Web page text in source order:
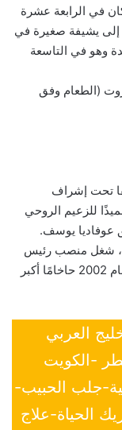
إسرائيل سنة 1962 عندما كان في الرابعة عشرة
إلى يشيفة صغيرة في
وهو في التاسعة
(الطعام وفق
تحت إشراف
للزعيم الروحي
عوفاديا يوسف.
شغل منصب رئيس
المحكمة الحاخامية في بيتاح تكفا، ثم انتُخب عام 2002 حاخامًا أكبر
العربي
-الكويت
جلب الحبيب-
الحياة-علاج